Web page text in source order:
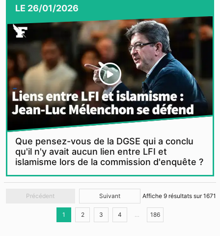
LE 26/01/2026
Que pensez-vous de la DGSE qui a conclu
qu'il n'y avait aucun lien entre LFI et
islamisme lors de la commission d'enquête ?
Précédent Suivant Affiche 9 résultats sur1671
1 2 3 4 186